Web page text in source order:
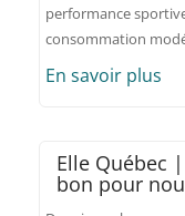
performance
consommation
En savoir plus
Elle Québec
bon pour